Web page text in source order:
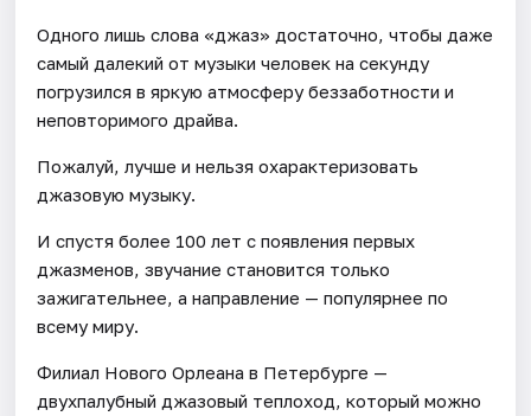
Одного лишь слова «джаз» достаточно, чтобы даже
самый далекий от музыки человек на секунду
погрузился в яркую атмосферу беззаботности и
неповторимого драйва.
Пожалуй, лучше и нельзя охарактеризовать
джазовую музыку.
И спустя более 100 лет с появления первых
джазменов, звучание становится только
зажигательнее, а направление — популярнее по
всему миру.
Филиал Нового Орлеана в Петербурге —
двухпалубный джазовый теплоход, который можно